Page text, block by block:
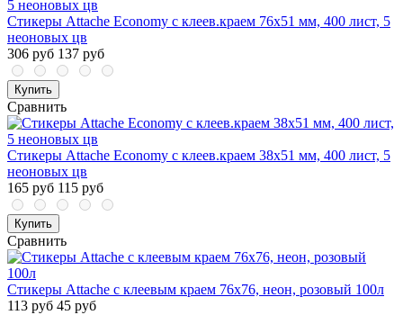
Стикеры Attache Economy с клеев.краем 76x51 мм, 400 лист, 5
неоновых цв
306 руб 137 руб
Купить
Сравнить
Стикеры Attache Economy с клеев.краем 38x51 мм, 400 лист, 5
неоновых цв
165 руб 115 руб
Купить
Сравнить
Стикеры Attache с клеевым краем 76х76, неон, розовый 100л
113 руб 45 руб